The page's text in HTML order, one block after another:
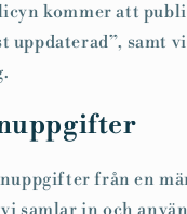
kommer att
uppdaterad”, samt
från en